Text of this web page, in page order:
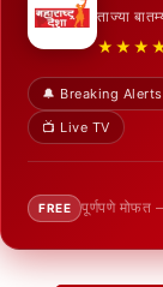
ताज्या
🔔 Breaking Alerts
📺 Live TV
FREE पूर्णपणे मोफत